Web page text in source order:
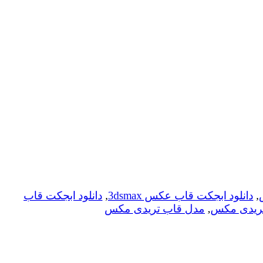
, دانلود ابجکت قاب عکس 3dsmax , دانلود ابجکت قاب
مکس, مدل قاب تریدی مکس